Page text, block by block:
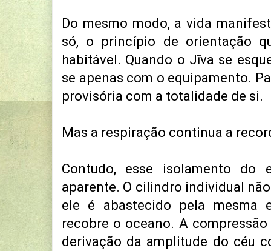
Do mesmo modo, a vida
só, o princípio de orientação
habitável. Quando o Jīva se
se apenas com o equipamento.
provisória com a totalidade de si.
Mas a respiração continua a
Contudo, esse isolamento do
aparente. O cilindro individual
ele é abastecido pela mesma
recobre o oceano. A
derivação da amplitude do céu